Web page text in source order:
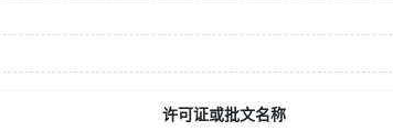
许可证或批文名称